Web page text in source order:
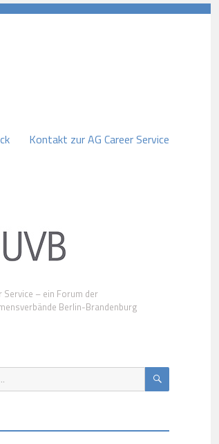
Kontakt zur AG Career Service
Service – ein Forum der
Berlin-Brandenburg
SUCHEN